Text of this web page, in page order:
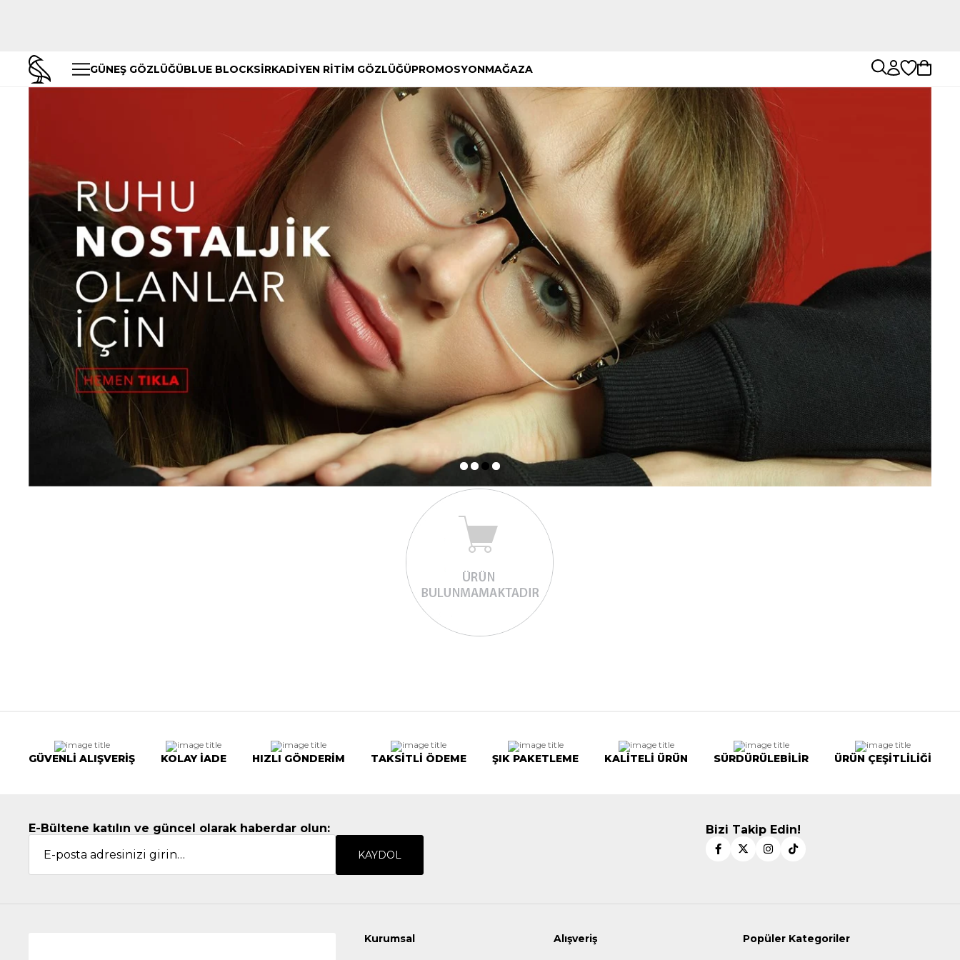
GÜNEŞ GÖZLÜĞÜBLUE BLOCKSİRKADİYEN RİTİM GÖZLÜĞÜPROMOSYONMAĞAZA
GÜVENLİ ALIŞVERİŞ KOLAY İADE HIZLI GÖNDERİM TAKSİTLİ ÖDEME ŞIK PAKETLEME KALİTELİ ÜRÜN SÜRDÜRÜLEBİLİR ÜRÜN ÇEŞİTLİLİĞİ
E-Bültene katılın ve güncel olarak haberdar olun:
KAYDOL
Bizi Takip Edin!
Kurumsal Alışveriş Popüler Kategoriler